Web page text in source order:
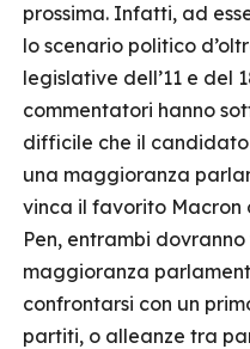
prossima. Infatti, ad
lo scenario politico
legislative dell’11 e del
commentatori hanno
difficile che il
una maggioranza
vinca il favorito Macron
Pen, entrambi
maggioranza
confrontarsi con un
partiti, o alleanze tra